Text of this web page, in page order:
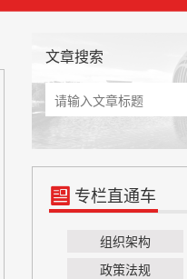
文章搜索
专栏直通车
组织架构
政策法规